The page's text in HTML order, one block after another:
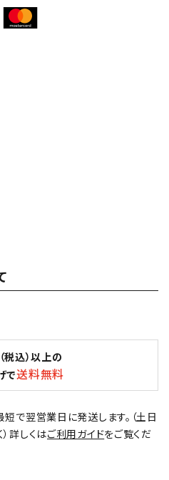
税込）以上の
で送料無料
で翌営業日に発送します。（土日
詳しくはご利用ガイドをご覧くだ